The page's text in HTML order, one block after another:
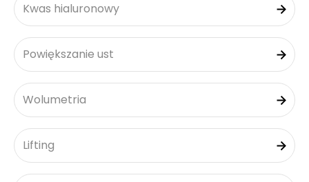
Kwas hialuronowy
Powiększanie ust
Wolumetria
Lifting